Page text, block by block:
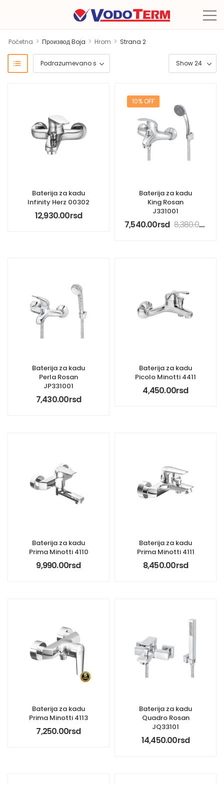
Početna > Производ Boja > Hrom > Strana 2
Baterija za kadu
Infinity Herz 00302
12,930.00rsd
10% OFF
Baterija za kadu
King Rosan
J331001
7,540.00rsd 8,380.00 rsd
Baterija za kadu
Perla Rosan
JP331001
7,430.00rsd
Baterija za kadu
Picolo Minotti 4411
4,450.00rsd
Baterija za kadu
Prima Minotti 4110
9,990.00rsd
Baterija za kadu
Prima Minotti 4111
8,450.00rsd
Baterija za kadu
Prima Minotti 4113
7,250.00rsd
Baterija za kadu
Quadro Rosan
JQ33101
14,450.00rsd